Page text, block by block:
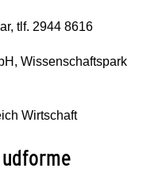
tlf. 2944 8616
Wissenschaftspark
Wirtschaft